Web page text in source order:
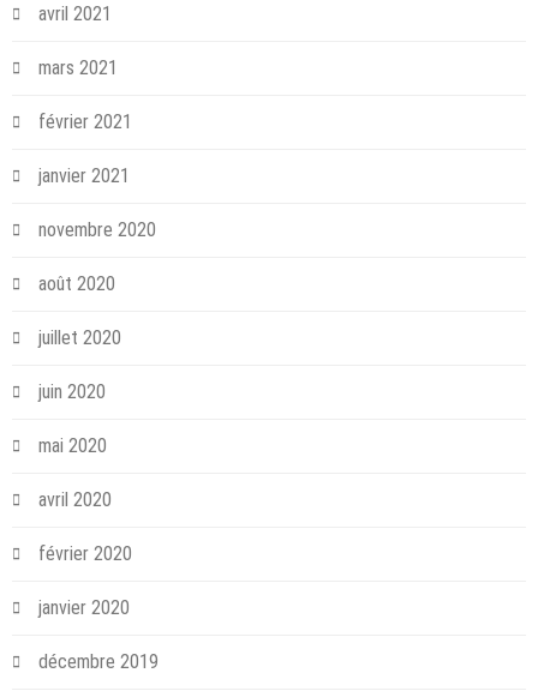
avril 2021
mars 2021
février 2021
janvier 2021
novembre 2020
août 2020
juillet 2020
juin 2020
mai 2020
avril 2020
février 2020
janvier 2020
décembre 2019